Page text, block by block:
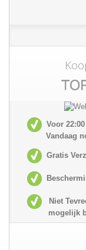
Voor
Vandaag
Gratis
Niet
mogelijk